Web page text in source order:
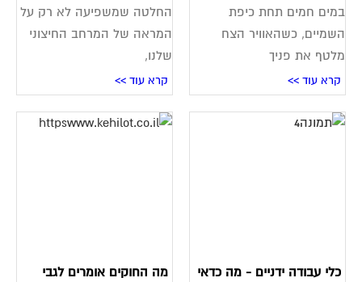
במים חמים תחת כיפת
השמיים, כשהאוויר הצח
מלטף את פניך
קרא עוד >>
החלטה שמשפיעה לא רק על
המראה של המרחב החיצוני
שלנו,
קרא עוד >>
כלי עבודה ידניים - מה כדאי
מה החוקים אומרים לגבי